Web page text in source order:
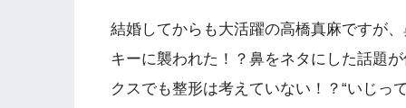
結婚してからも大活躍の高橋真麻ですが
キーに襲われた！？鼻をネタにした話題
クスでも整形は考えていない！？“いじっ